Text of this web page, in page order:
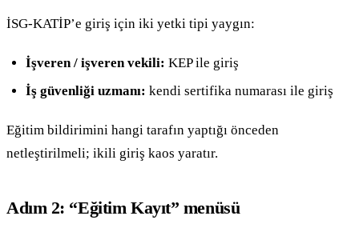
İSG-KATİP’e giriş için iki yetki tipi yaygın:
İşveren / işveren vekili: KEP ile giriş
İş güvenliği uzmanı: kendi sertifika numarası ile giriş
Eğitim bildirimini hangi tarafın yaptığı önceden
netleştirilmeli; ikili giriş kaos yaratır.
Adım 2: “Eğitim Kayıt” menüsü